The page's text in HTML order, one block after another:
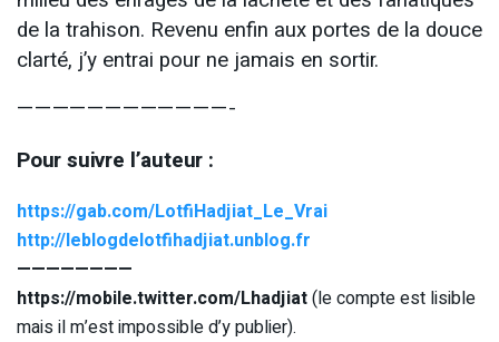
de la trahison. Revenu enfin aux portes de la douce
clarté, j’y entrai pour ne jamais en sortir.
————————————-
Pour suivre l’auteur :
https://gab.com/LotfiHadjiat_Le_Vrai
http://leblogdelotfihadjiat.unblog.fr
————————
https://mobile.twitter.com/Lhadjiat(le compte est lisible
mais il m’est impossible d’y publier).